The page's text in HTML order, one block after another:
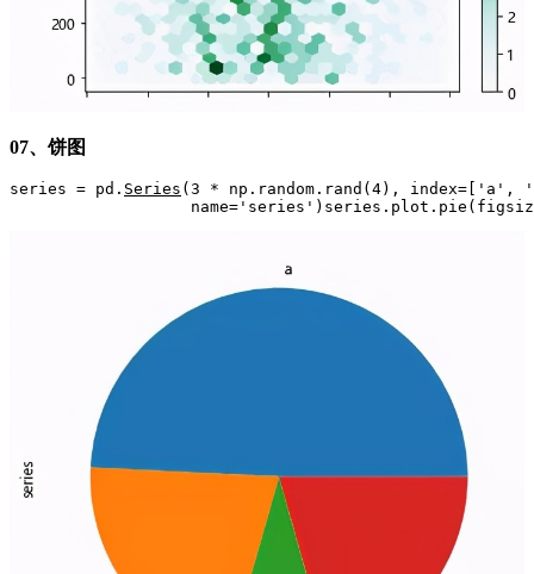
07、饼图
series = pd. Series (3 * np.random.rand(4),